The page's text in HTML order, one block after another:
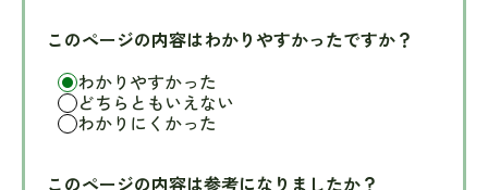
このページの内容はわかりやすかったですか？
わかりやすかった
どちらともいえない
わかりにくかった
このページの内容は参考になりましたか？